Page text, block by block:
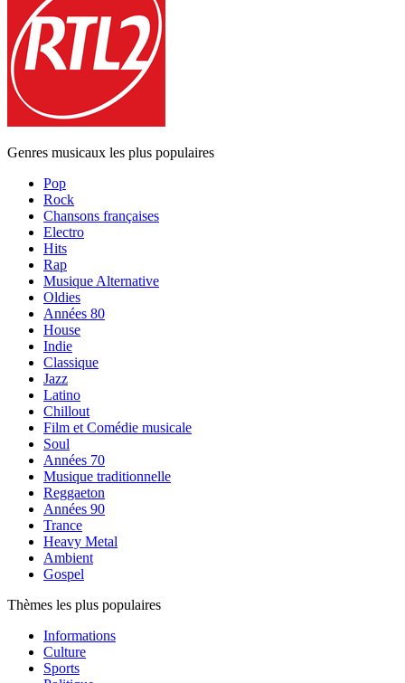
Genres musicaux les plus populaires
Pop
Rock
Chansons françaises
Electro
Hits
Rap
Musique Alternative
Oldies
Années 80
House
Indie
Classique
Jazz
Latino
Chillout
Film et Comédie musicale
Soul
Années 70
Musique traditionnelle
Reggaeton
Années 90
Trance
Heavy Metal
Ambient
Gospel
Thèmes les plus populaires
Informations
Culture
Sports